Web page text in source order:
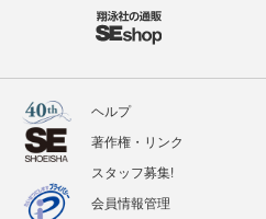
ヘルプ
著作権・リンク
スタッフ募集!
会員情報管理